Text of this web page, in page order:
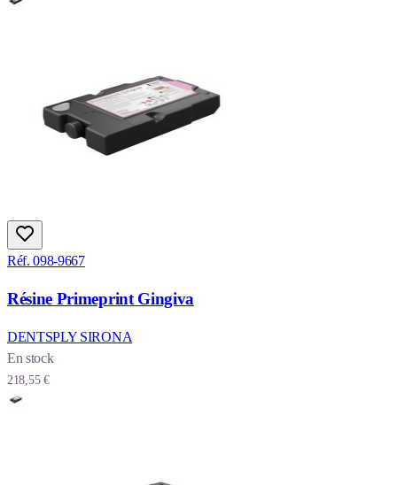
Réf. 098-9667
Résine Primeprint Gingiva
DENTSPLY SIRONA
En stock
218,55 €